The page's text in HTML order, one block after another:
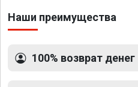
Наши преимущества
100% возврат денег